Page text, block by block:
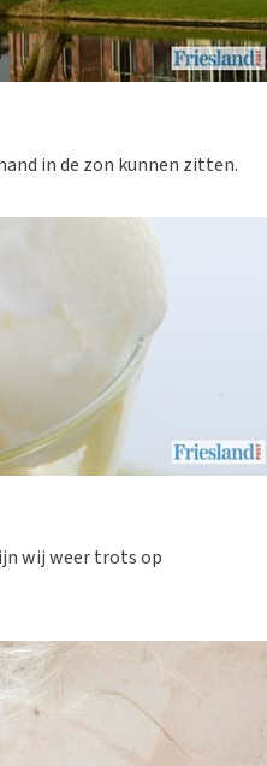
in de zon kunnen zitten.
wij weer trots op